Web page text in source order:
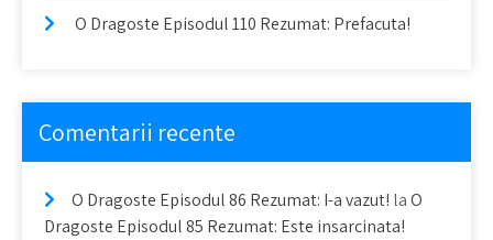
O Dragoste Episodul 110 Rezumat: Prefacuta!
Comentarii recente
O Dragoste Episodul 86 Rezumat: I-a vazut! laO
Dragoste Episodul 85 Rezumat: Este insarcinata!